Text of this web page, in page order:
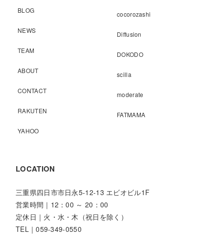
BLOG
NEWS
TEAM
ABOUT
CONTACT
RAKUTEN
YAHOO
cocorozashi
Diffusion
DOKODO
scilla
moderate
FATMAMA
LOCATION
三重県四日市市日永5-12-13 エビオビル1F
営業時間｜12：00 ～ 20：00
定休日｜火・水・木（祝日を除く）
TEL｜059-349-0550